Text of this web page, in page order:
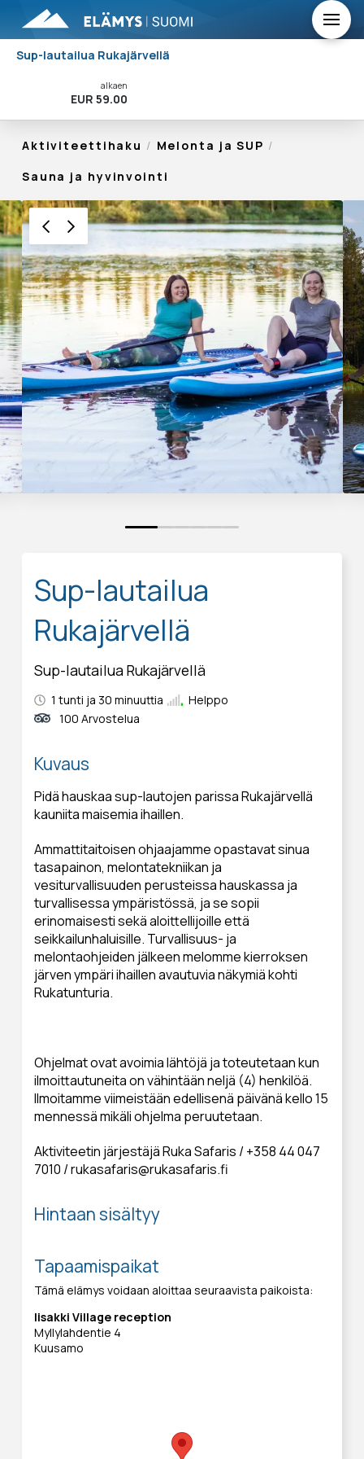
Sup-lautailua Rukajärvellä
alkaen
EUR 59.00
Aktiviteettihaku / Melonta ja SUP /
Sauna ja hyvinvointi
0 1 2 3 4 5
Sup-lautailua
Rukajärvellä
Sup-lautailua Rukajärvellä
1 tunti ja 30 minuuttia
Helppo
100 Arvostelua
Kuvaus
Pidä hauskaa sup-lautojen parissa Rukajärvellä
kauniita maisemia ihaillen.
Ammattitaitoisen ohjaajamme opastavat sinua
tasapainon, melontatekniikan ja
vesiturvallisuuden perusteissa hauskassa ja
turvallisessa ympäristössä, ja se sopii
erinomaisesti sekä aloittellijoille että
seikkailunhaluisille. Turvallisuus- ja
melontaohjeiden jälkeen melomme kierroksen
järven ympäri ihaillen avautuvia näkymiä kohti
Rukatunturia.
Ohjelmat ovat avoimia lähtöjä ja toteutetaan kun
ilmoittautuneita on vähintään neljä (4) henkilöä.
Ilmoitamme viimeistään edellisenä päivänä kello 15
mennessä mikäli ohjelma peruutetaan.
Aktiviteetin järjestäjä Ruka Safaris / +358 44 047
7010 / rukasafaris@rukasafaris.fi
Hintaan sisältyy
Tapaamispaikat
Tämä elämys voidaan aloittaa seuraavista paikoista:
Iisakki Village reception
Myllylahdentie 4
Kuusamo